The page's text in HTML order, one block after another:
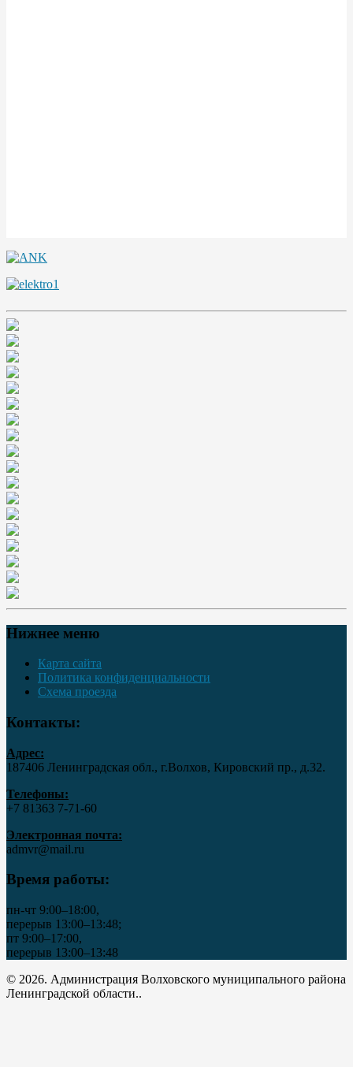
Нижнее меню
Карта сайта
Политика конфиденциальности
Схема проезда
Контакты:
Адрес:
187406 Ленинградская обл., г.Волхов, Кировский пр., д.32.
Телефоны:
+7 81363 7‑71-60
Электронная почта:
admvr@mail.ru
Время работы:
пн-чт 9:00–18:00,
перерыв 13:00–13:48;
пт 9:00–17:00,
перерыв 13:00–13:48
© 2026. Администрация Волховского муниципального района
Ленинградской области..